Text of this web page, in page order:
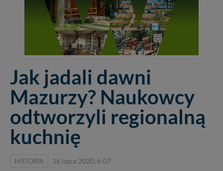
Jak jadali dawni
Mazurzy? Naukowcy
odtworzyli regionalną
kuchnię
HISTORIA 16 lipca 2020, 6:07